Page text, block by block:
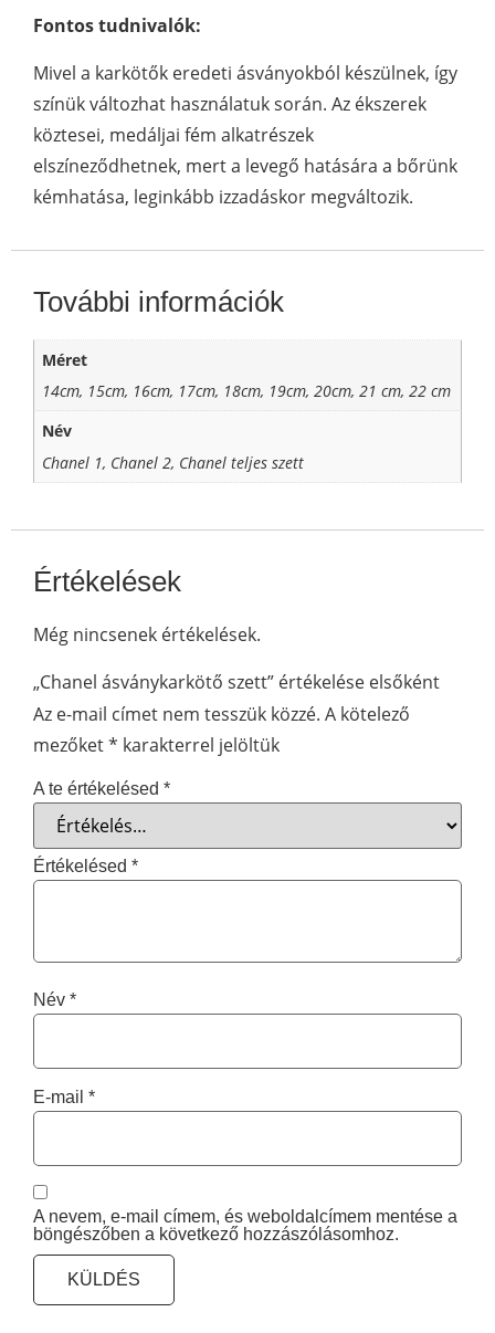
Fontos tudnivalók:
Mivel a karkötők eredeti ásványokból készülnek, így
színük változhat használatuk során. Az ékszerek
köztesei, medáljai fém alkatrészek
elszíneződhetnek, mert a levegő hatására a bőrünk
kémhatása, leginkább izzadáskor megváltozik.
További információk
Méret
14cm, 15cm, 16cm, 17cm, 18cm, 19cm, 20cm, 21 cm, 22 cm
Név
Chanel 1, Chanel 2, Chanel teljes szett
Értékelések
Még nincsenek értékelések.
„Chanel ásványkarkötő szett” értékelése elsőként
Az e-mail címet nem tesszük közzé. A kötelező
mezőket* karakterrel jelöltük
A te értékelésed *
Értékelésed *
Név *
E-mail *
A nevem, e-mail címem, és weboldalcímem mentése a
böngészőben a következő hozzászólásomhoz.